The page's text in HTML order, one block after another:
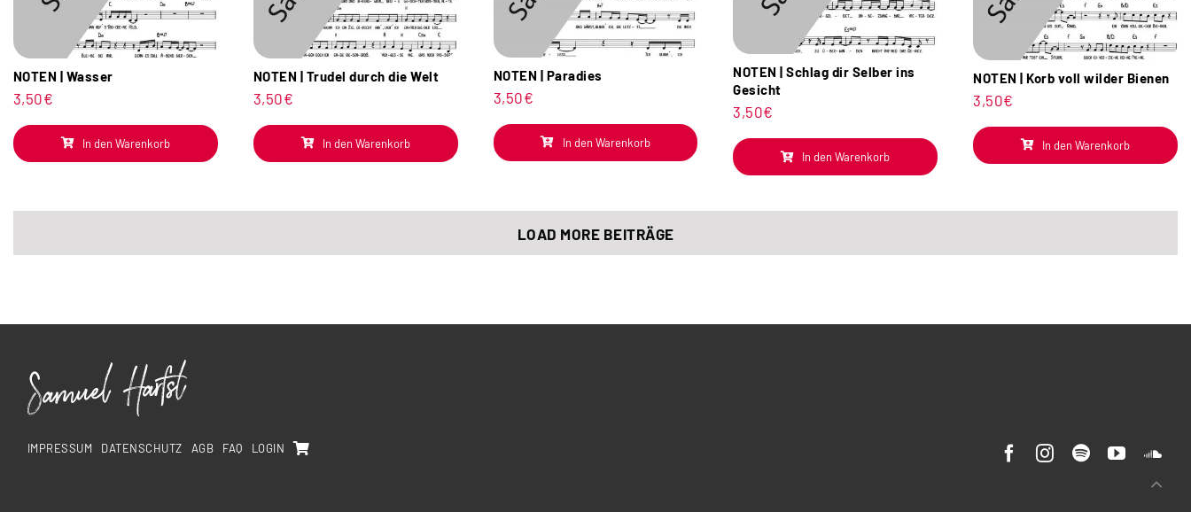
NOTEN | Wasser
3,50€
In den Warenkorb
NOTEN | Trudel durch die Welt
3,50€
In den Warenkorb
NOTEN | Paradies
3,50€
In den Warenkorb
NOTEN | Schlag dir Selber ins
Gesicht
3,50€
In den Warenkorb
NOTEN | Korb voll wilder Bienen
3,50€
In den Warenkorb
LOAD MORE BEITRÄGE
IMPRESSUM DATENSCHUTZ AGB FAQ LOGIN